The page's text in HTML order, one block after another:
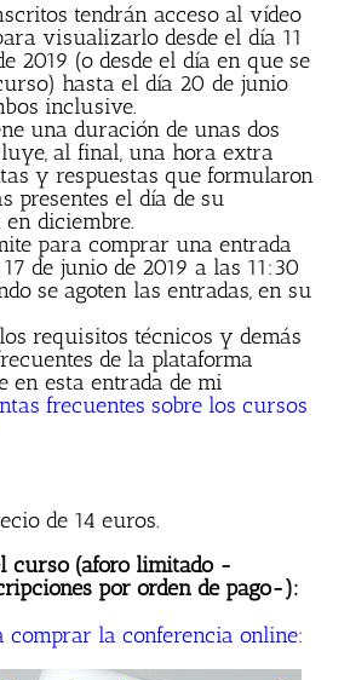
tendrán acceso al vídeo
visualizarlo desde el día 11
2019 (o desde el día en que se
hasta el día 20 de junio
inclusive.
una duración de unas dos
al final, una hora extra
y respuestas que formularon
presentes el día de su
diciembre.
para comprar una entrada
de junio de 2019 a las 11:30
se agoten las entradas, en su
requisitos técnicos y demás
de la plataforma
en esta entrada de mi
frecuentes sobre los cursos
de 14 euros.
curso (aforo limitado -
por orden de pago-):
comprar la conferencia online: